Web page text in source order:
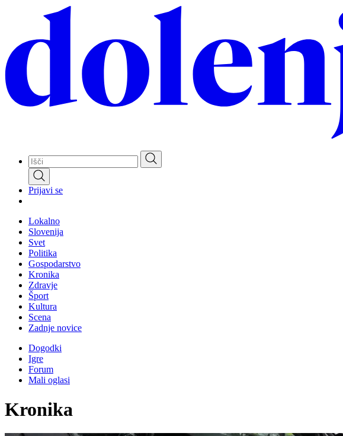
content
Prijavi se
Lokalno
Slovenija
Svet
Politika
Gospodarstvo
Kronika
Zdravje
Šport
Kultura
Scena
Zadnje novice
Dogodki
Igre
Forum
Mali oglasi
Kronika